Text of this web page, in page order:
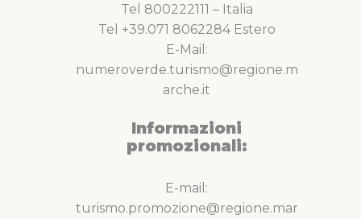
Tel 800222111 – Italia
Tel +39.071 8062284 Estero
E-Mail:
numeroverde.turismo@regione.m
arche.it
Informazioni
promozionali:
E-mail:
turismo.promozione@regione.mar